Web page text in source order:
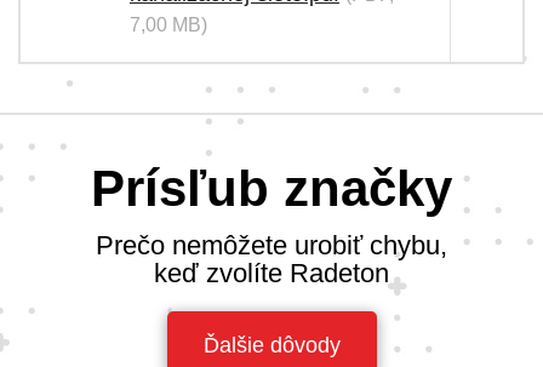
7,00 MB)
Prísľub značky
Prečo nemôžete urobiť chybu,
keď zvolíte Radeton
Ďalšie dôvody